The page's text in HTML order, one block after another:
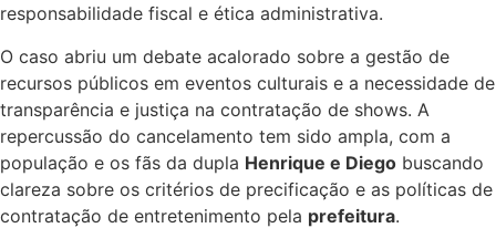
responsabilidade fiscal e ética administrativa.
O caso abriu um debate acalorado sobre a gestão de
recursos públicos em eventos culturais e a necessidade de
transparência e justiça na contratação de shows. A
repercussão do cancelamento tem sido ampla, com a
população e os fãs da dupla Henrique e Diego buscando
clareza sobre os critérios de precificação e as políticas de
contratação de entretenimento pela prefeitura.